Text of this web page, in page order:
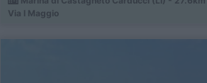
Via I Maggio